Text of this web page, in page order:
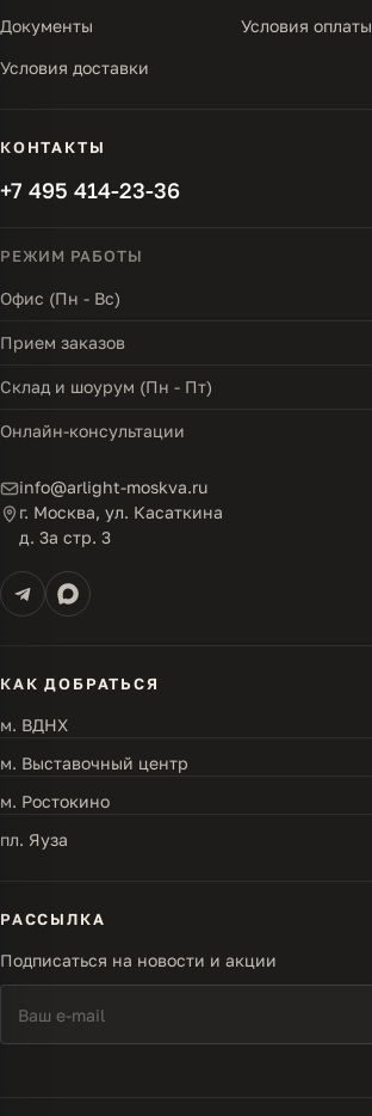
Документы Условия оплаты
Условия доставки
КОНТАКТЫ
+7 495 414-23-36
РЕЖИМ РАБОТЫ
Офис (Пн - Вс)
Прием заказов
Склад и шоурум (Пн - Пт)
Онлайн-консультации
info@arlight-moskva.ru
г. Москва, ул. Касаткина
д. 3а стр. 3
КАК ДОБРАТЬСЯ
м. ВДНХ
м. Выставочный центр
м. Ростокино
пл. Яуза
РАССЫЛКА
Подписаться на новости и акции